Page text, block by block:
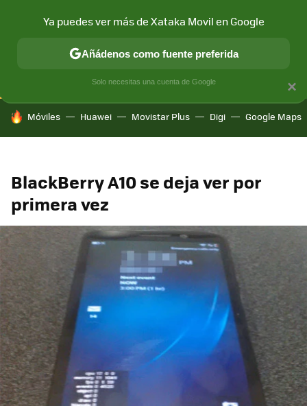
CONECTIVIDAD MÓVIL Y SOCIEDAD APLICACIONES
HOY SE HABLA DE
Móviles Huawei Movistar Plus Digi Google Maps
BlackBerry A10 se deja ver por
primera vez
×
Ya puedes ver más de Xataka Movil en Google
Añádenos como fuente preferida
Solo necesitas una cuenta de Google